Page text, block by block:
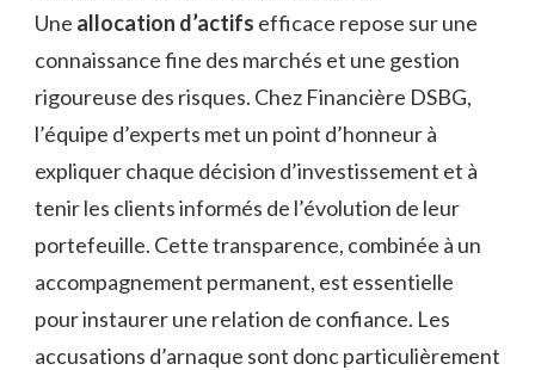
Une allocation d’actifs efficace repose sur une
connaissance fine des marchés et une gestion
rigoureuse des risques. Chez Financière DSBG,
l’équipe d’experts met un point d’honneur à
expliquer chaque décision d’investissement et à
tenir les clients informés de l’évolution de leur
portefeuille. Cette transparence, combinée à un
accompagnement permanent, est essentielle
pour instaurer une relation de confiance. Les
accusations d’arnaque sont donc particulièrement